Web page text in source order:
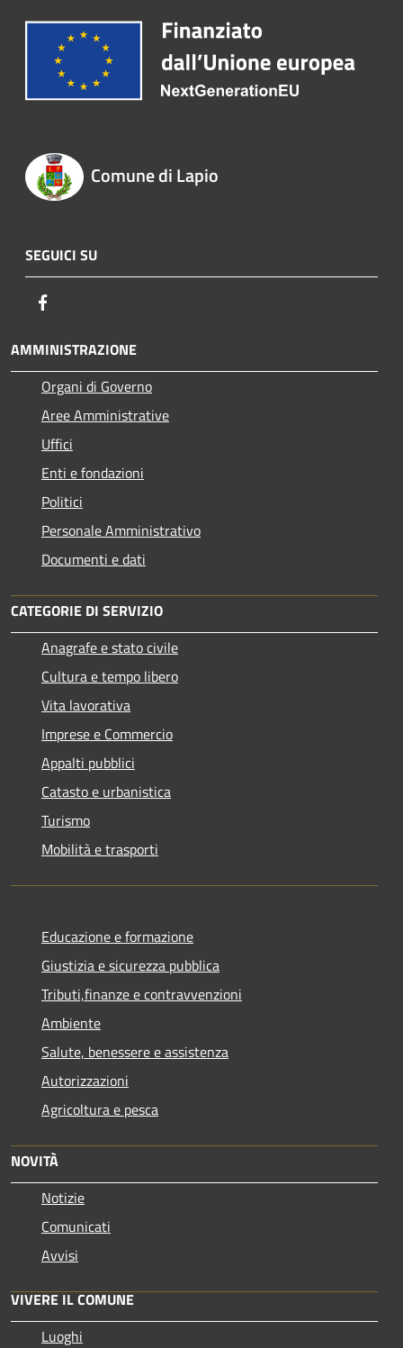
Comune di Lapio
SEGUICI SU
AMMINISTRAZIONE
Organi di Governo
Aree Amministrative
Uffici
Enti e fondazioni
Politici
Personale Amministrativo
Documenti e dati
CATEGORIE DI SERVIZIO
Anagrafe e stato civile
Cultura e tempo libero
Vita lavorativa
Imprese e Commercio
Appalti pubblici
Catasto e urbanistica
Turismo
Mobilità e trasporti
Educazione e formazione
Giustizia e sicurezza pubblica
Tributi,finanze e contravvenzioni
Ambiente
Salute, benessere e assistenza
Autorizzazioni
Agricoltura e pesca
NOVITÀ
Notizie
Comunicati
Avvisi
VIVERE IL COMUNE
Luoghi